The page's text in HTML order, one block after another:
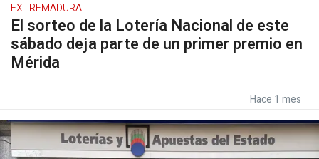
EXTREMADURA
El sorteo de la Lotería Nacional de este
sábado deja parte de un primer premio en
Mérida
Hace 1 mes